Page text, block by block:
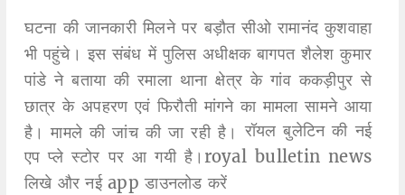
घटना की जानकारी मिलने पर बड़ौत सीओ रामानंद कुशवाहा
भी पहुंचे। इस संबंध में पुलिस अधीक्षक बागपत शैलेश कुमार
पांडे ने बताया की रमाला थाना क्षेत्र के गांव ककड़ीपुर से
छात्र के अपहरण एवं फिरौती मांगने का मामला सामने आया
है। मामले की जांच की जा रही है।रॉयल बुलेटिन की नई
एप प्ले स्टोर पर आ गयी है।royal bulletin news
लिखे और नई app डाउनलोड करें